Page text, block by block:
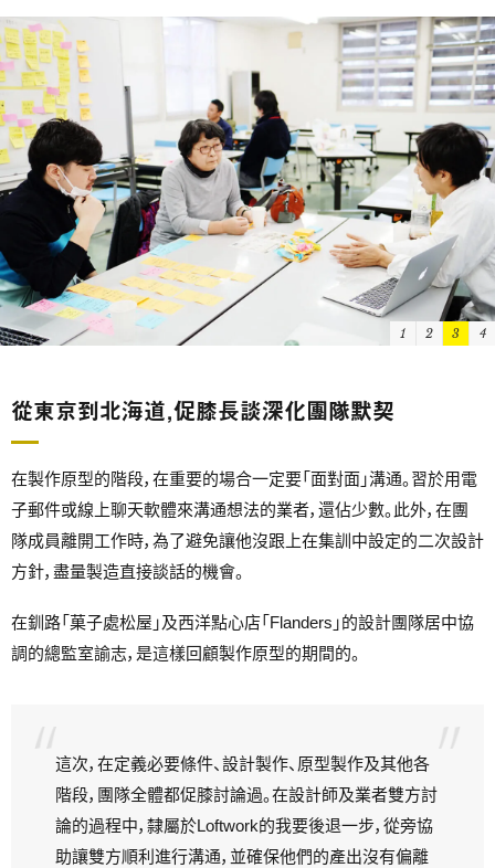
1 2 3 4
從東京到北海道，促膝長談深化團隊默契
在製作原型的階段，在重要的場合一定要「面對面」溝通。習於用電
子郵件或線上聊天軟體來溝通想法的業者，還佔少數。此外，在團
隊成員離開工作時，為了避免讓他沒跟上在集訓中設定的二次設計
方針，盡量製造直接談話的機會。
在釧路「菓子處松屋」及西洋點心店「Flanders」的設計團隊居中協
調的總監室諭志，是這樣回顧製作原型的期間的。
這次，在定義必要條件、設計製作、原型製作及其他各
階段，團隊全體都促膝討論過。在設計師及業者雙方討
論的過程中，隸屬於Loftwork的我要後退一步，從旁協
助讓雙方順利進行溝通，並確保他們的產出沒有偏離